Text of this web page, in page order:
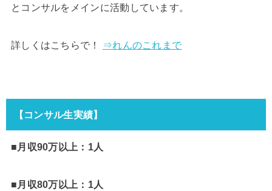
とコンサルをメインに活動しています。
詳しくはこちらで！ ⇒れんのこれまで
【コンサル生実績】
■月収90万以上：1人
■月収80万以上：1人